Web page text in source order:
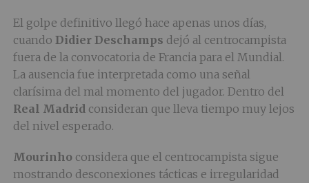
El golpe definitivo llegó hace apenas unos días,
cuando Didier Deschamps dejó al centrocampista
fuera de la convocatoria de Francia para el Mundial.
La ausencia fue interpretada como una señal
clarísima del mal momento del jugador. Dentro del
Real Madrid consideran que lleva tiempo muy lejos
del nivel esperado.
Mourinhoconsidera que el centrocampista sigue
mostrando desconexiones tácticas e irregularidad